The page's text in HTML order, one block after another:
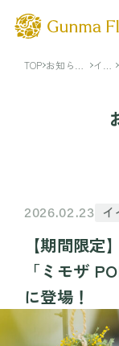
Nature
開花状況
開花状況 TOP
開花情報
季節の花
年間カレン
フード・ショ
フード・ショ
MINAMO
イベント・ア
TOP お知ら
イベ
2026.02.23 イ
【期間限
「ミモザ
に登場！